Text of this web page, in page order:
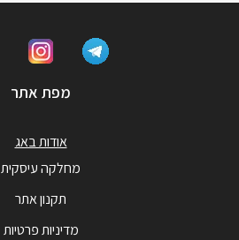
מפת אתר
אודות באג
מחלקה עיסקית
תקנון אתר
מדיניות פרטיות